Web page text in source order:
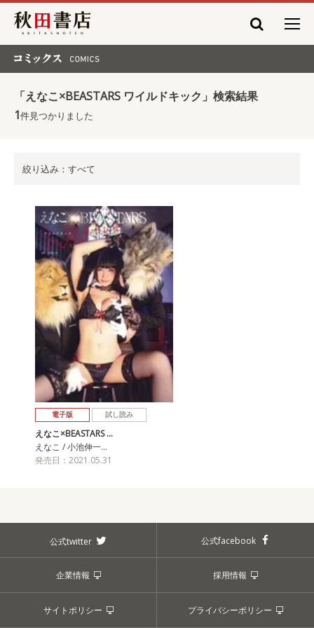
秋田書店
「えなこ×BEASTARS ワイルドキック」検索結果
1件見つかりました
絞り込み：すべて
電子版 試し読み
えなこ×BEASTARS …
えなこ / 小池伸一…
発売日：2021.05.31
公式twitter 公式facebook
企業情報 採用情報
サイトポリシー プライバシーポリシー